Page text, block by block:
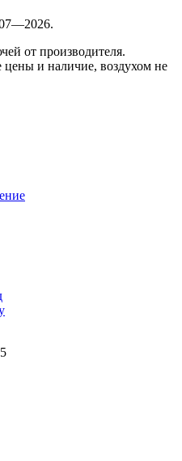
от производителя.
и наличие, воздухом не